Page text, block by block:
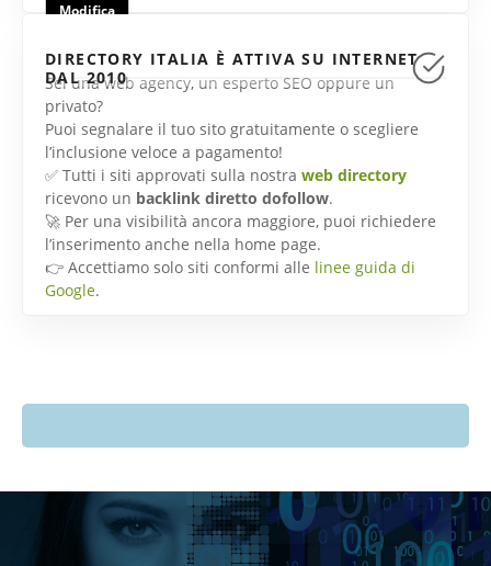
Modifica
DIRECTORY ITALIA È ATTIVA SU INTERNET
DAL 2010
Sei una web agency, un esperto SEO oppure un
privato?
Puoi segnalare il tuo sito gratuitamente o scegliere
l’inclusione veloce a pagamento!
✅ Tutti i siti approvati sulla nostra web directory
ricevono un backlink diretto dofollow.
🚀 Per una visibilità ancora maggiore, puoi richiedere
l’inserimento anche nella home page.
👉 Accettiamo solo siti conformi alle linee guida di
Google.